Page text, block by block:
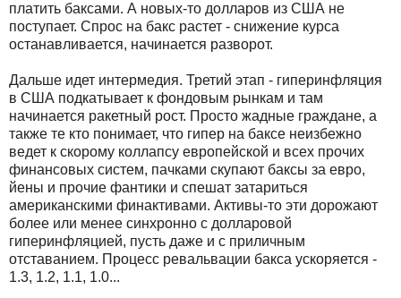
платить баксами. А новых-то долларов из США не
поступает. Спрос на бакс растет - снижение курса
останавливается, начинается разворот.
Дальше идет интермедия. Третий этап - гиперинфляция
в США подкатывает к фондовым рынкам и там
начинается ракетный рост. Просто жадные граждане, а
также те кто понимает, что гипер на баксе неизбежно
ведет к скорому коллапсу европейской и всех прочих
финансовых систем, пачками скупают баксы за евро,
йены и прочие фантики и спешат затариться
американскими финактивами. Активы-то эти дорожают
более или менее синхронно с долларовой
гиперинфляцией, пусть даже и с приличным
отставанием. Процесс ревальвации бакса ускоряется -
1.3, 1.2, 1.1, 1.0...